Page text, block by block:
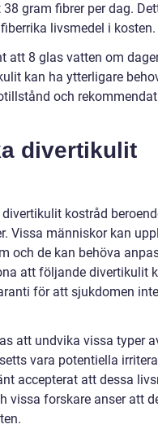
gram fibrer per dag.
livsmedel i kosten.
att 8 glas vatten om
kan ha ytterligare
och
divertikulit
kostråd
Vissa människor kan
och de kan behöva
att följande divertikulit
för att sjukdomen inte
att undvika vissa typer
vara potentiella
accepterat att dessa
vissa forskare anser att